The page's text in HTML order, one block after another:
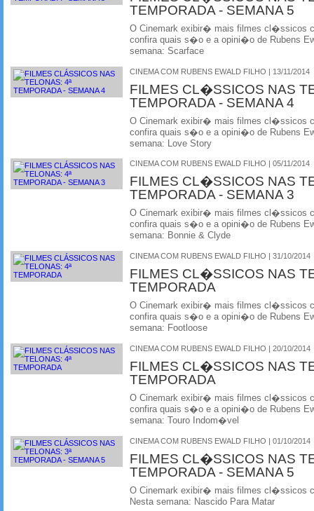
TEMPORADA - SEMANA 5
O Cinemark exibir� mais filmes cl�ssicos
confira quais s�o e a opini�o de Rubens
semana: Scarface
CINEMA COM RUBENS EWALD FILHO | 13/11/2014
FILMES CL�SSICOS NAS
TEMPORADA - SEMANA 4
O Cinemark exibir� mais filmes cl�ssicos
confira quais s�o e a opini�o de Rubens
semana: Love Story
CINEMA COM RUBENS EWALD FILHO | 05/11/2014
FILMES CL�SSICOS NAS
TEMPORADA - SEMANA 3
O Cinemark exibir� mais filmes cl�ssicos
confira quais s�o e a opini�o de Rubens
semana: Bonnie & Clyde
CINEMA COM RUBENS EWALD FILHO | 31/10/2014
FILMES CL�SSICOS NAS
TEMPORADA
O Cinemark exibir� mais filmes cl�ssicos
confira quais s�o e a opini�o de Rubens
semana: Footloose
CINEMA COM RUBENS EWALD FILHO | 20/10/2014
FILMES CL�SSICOS NAS
TEMPORADA
O Cinemark exibir� mais filmes cl�ssicos
confira quais s�o e a opini�o de Rubens
semana: Touro Indom�vel
CINEMA COM RUBENS EWALD FILHO | 01/10/2014
FILMES CL�SSICOS NAS
TEMPORADA - SEMANA 5
O Cinemark exibir� mais filmes cl�ssicos
Nesta semana: Nascido Para Matar